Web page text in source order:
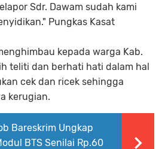
Sdr. Dawam sudah kami
Pungkas Kasat
kepada warga Kab.
teliti dan berhati hati dalam hal
cek dan ricek sehingga
kerugian.
Bareskrim Ungkap
BTS Senilai Rp.60